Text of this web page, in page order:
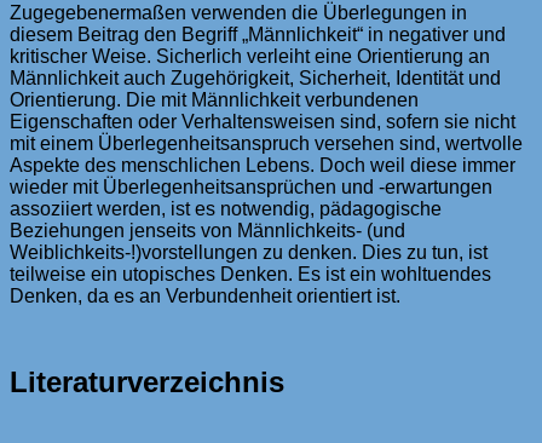
Zugegebenermaßen verwenden die Überlegungen in
diesem Beitrag den Begriff „Männlichkeit“ in negativer und
kritischer Weise. Sicherlich verleiht eine Orientierung an
Männlichkeit auch Zugehörigkeit, Sicherheit, Identität und
Orientierung. Die mit Männlichkeit verbundenen
Eigenschaften oder Verhaltensweisen sind, sofern sie nicht
mit einem Überlegenheitsanspruch versehen sind, wertvolle
Aspekte des menschlichen Lebens. Doch weil diese immer
wieder mit Überlegenheitsansprüchen und -erwartungen
assoziiert werden, ist es notwendig, pädagogische
Beziehungen jenseits von Männlichkeits- (und
Weiblichkeits-!)vorstellungen zu denken. Dies zu tun, ist
teilweise ein utopisches Denken. Es ist ein wohltuendes
Denken, da es an Verbundenheit orientiert ist.
Literaturverzeichnis